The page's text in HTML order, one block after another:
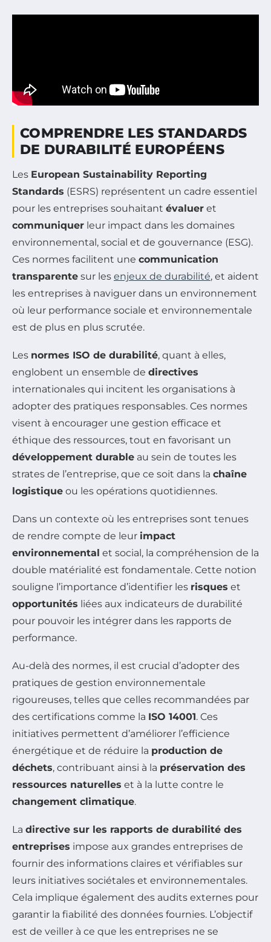
COMPRENDRE LES STANDARDS
DE DURABILITÉ EUROPÉENS
Les European Sustainability Reporting
Standards (ESRS) représentent un cadre essentiel
pour les entreprises souhaitant évaluer et
communiquer leur impact dans les domaines
environnemental, social et de gouvernance (ESG).
Ces normes facilitent une communication
transparente sur les enjeux de durabilité, et aident
les entreprises à naviguer dans un environnement
où leur performance sociale et environnementale
est de plus en plus scrutée.
Les normes ISO de durabilité, quant à elles,
englobent un ensemble de directives
internationales qui incitent les organisations à
adopter des pratiques responsables. Ces normes
visent à encourager une gestion efficace et
éthique des ressources, tout en favorisant un
développement durable au sein de toutes les
strates de l’entreprise, que ce soit dans la chaîne
logistique ou les opérations quotidiennes.
Dans un contexte où les entreprises sont tenues
de rendre compte de leur impact
environnemental et social, la compréhension de la
double matérialité est fondamentale. Cette notion
souligne l’importance d’identifier les risques et
opportunités liées aux indicateurs de durabilité
pour pouvoir les intégrer dans les rapports de
performance.
Au-delà des normes, il est crucial d’adopter des
pratiques de gestion environnementale
rigoureuses, telles que celles recommandées par
des certifications comme la ISO 14001. Ces
initiatives permettent d’améliorer l’efficience
énergétique et de réduire la production de
déchets, contribuant ainsi à la préservation des
ressources naturelles et à la lutte contre le
changement climatique.
La directive sur les rapports de durabilité des
entreprises impose aux grandes entreprises de
fournir des informations claires et vérifiables sur
leurs initiatives sociétales et environnementales.
Cela implique également des audits externes pour
garantir la fiabilité des données fournies. L’objectif
est de veiller à ce que les entreprises ne se